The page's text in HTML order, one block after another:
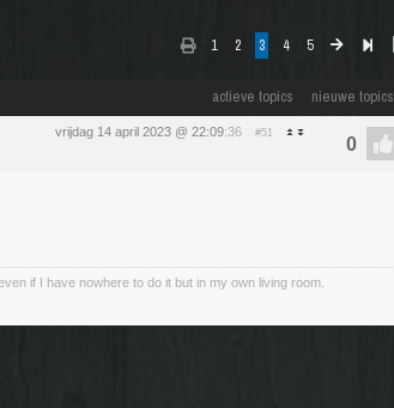
1 2 3 4 5
actieve topics nieuwe topics
vrijdag 14 april 2023 @ 22:09:36 #51
if I have nowhere to do it but in my own living room.